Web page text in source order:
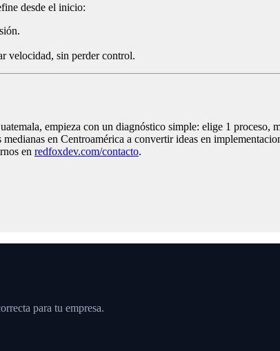
desde el inicio:
velocidad, sin perder control.
empieza con un diagnóstico simple: elige 1 proceso,
en Centroamérica a convertir ideas en
en redfoxdev.com/contacto.
para tu empresa.